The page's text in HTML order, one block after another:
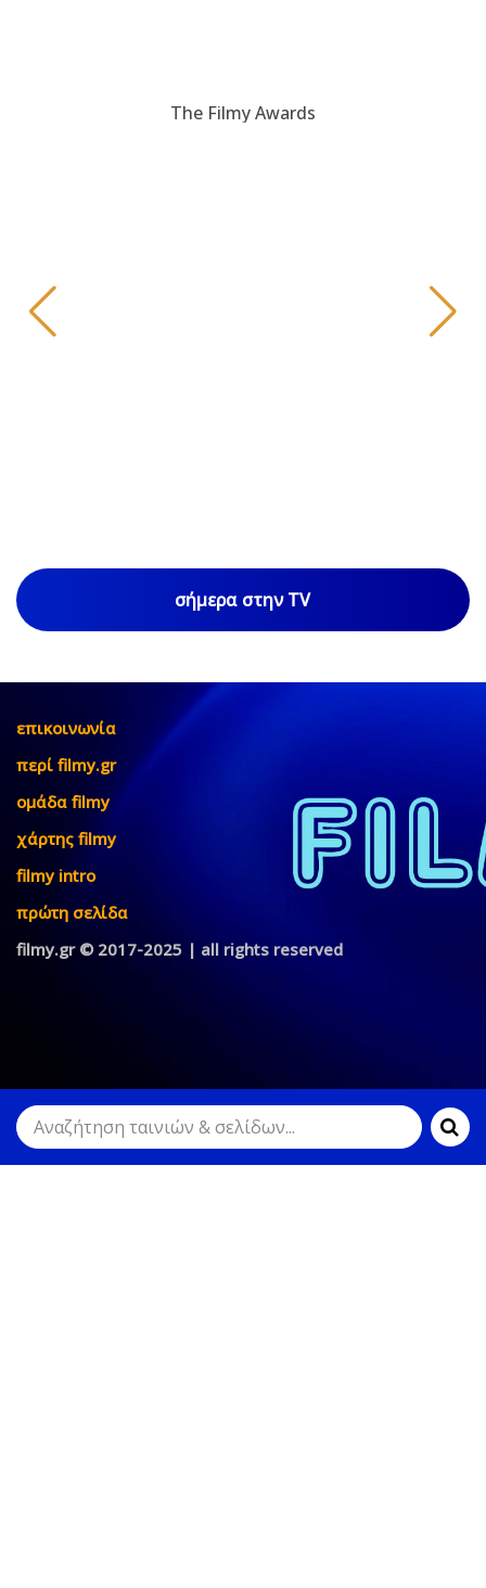
The Filmy Awards
σήμερα στην TV
επικοινωνία
περί filmy.gr
ομάδα filmy
χάρτης filmy
filmy intro
πρώτη σελίδα
filmy.gr © 2017-2025 | all rights reserved